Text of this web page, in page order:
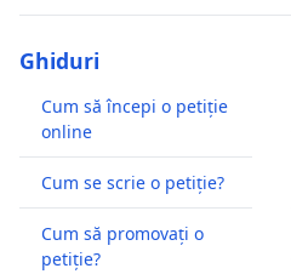
Ghiduri
Cum să începi o petiție
online
Cum se scrie o petiție?
Cum să promovați o
petiție?